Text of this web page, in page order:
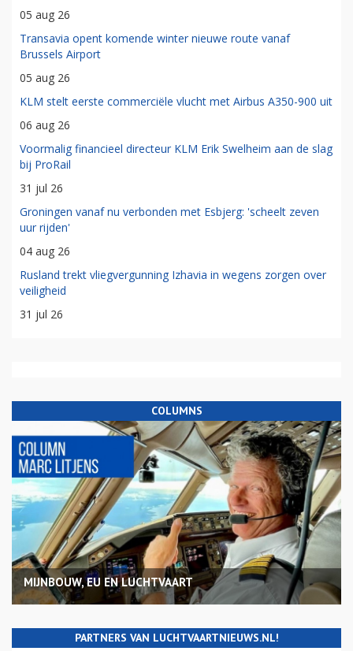
05 aug 26
Transavia opent komende winter nieuwe route vanaf
Brussels Airport
05 aug 26
KLM stelt eerste commerciële vlucht met Airbus A350-900 uit
06 aug 26
Voormalig financieel directeur KLM Erik Swelheim aan de slag
bij ProRail
31 jul 26
Groningen vanaf nu verbonden met Esbjerg: 'scheelt zeven
uur rijden'
04 aug 26
Rusland trekt vliegvergunning Izhavia in wegens zorgen over
veiligheid
31 jul 26
COLUMNS
MIJNBOUW, EU EN LUCHTVAART
PARTNERS VAN LUCHTVAARTNIEUWS.NL!